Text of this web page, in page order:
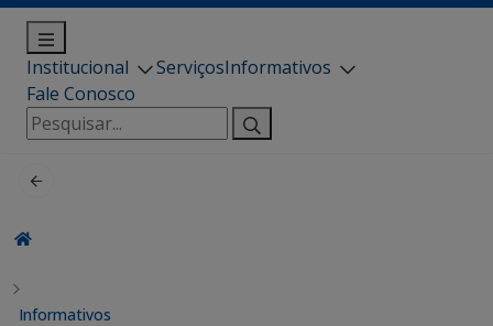
Institucional ServiçosInformativos
Fale Conosco
Pesquisar
por:
Informativos